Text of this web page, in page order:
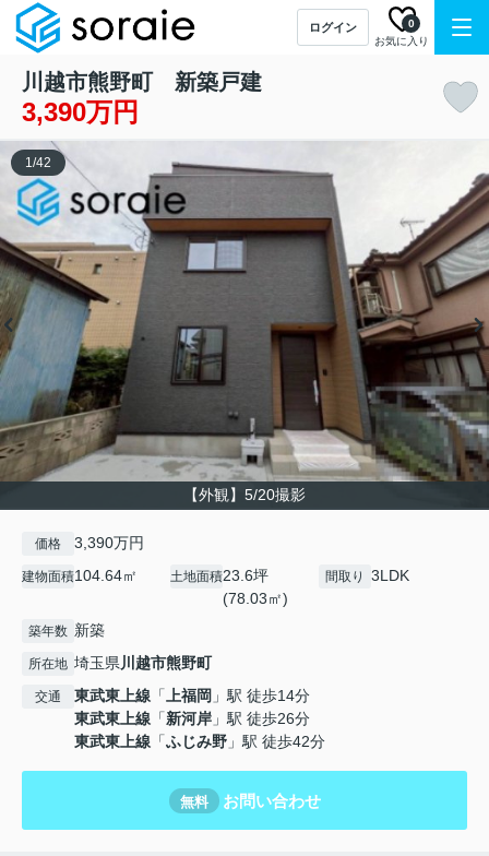
ログイン
お気に入り
0
川越市熊野町 新築戸建
3,390万円
【外観】5/20撮影
1/42
価格 3,390万円
建物面積104.64㎡ 土地面積23.6坪
(78.03㎡)
間取り 3LDK
築年数 新築
所在地 埼玉県川越市熊野町
交通 東武東上線 「上福岡 」駅 徒歩14分
東武東上線 「新河岸 」駅 徒歩26分
東武東上線 「ふじみ野 」駅 徒歩42分
無料 お問い合わせ